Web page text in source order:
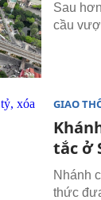
Sau
cầu
GIAO
tắc ở
Nhánh
thức